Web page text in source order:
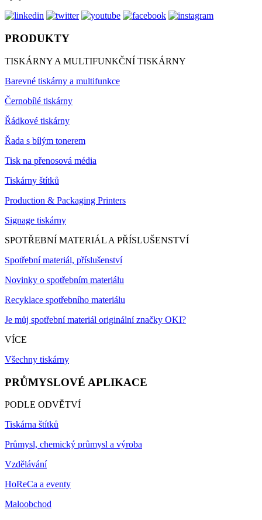
PRODUKTY
TISKÁRNY A MULTIFUNKČNÍ TISKÁRNY
Barevné tiskárny a multifunkce
Černobílé tiskárny
Řádkové tiskárny
Řada s bílým tonerem
Tisk na přenosová média
Tiskárny štítků
Production & Packaging Printers
Signage tiskárny
SPOTŘEBNÍ MATERIÁL A PŘÍSLUŠENSTVÍ
Spotřební materiál, příslušenství
Novinky o spotřebním materiálu
Recyklace spotřebního materiálu
Je můj spotřební materiál originální značky OKI?
VÍCE
Všechny tiskárny
PRŮMYSLOVÉ APLIKACE
PODLE ODVĚTVÍ
Tiskárna štítků
Průmysl, chemický průmysl a výroba
Vzdělávání
HoReCa a eventy
Maloobchod